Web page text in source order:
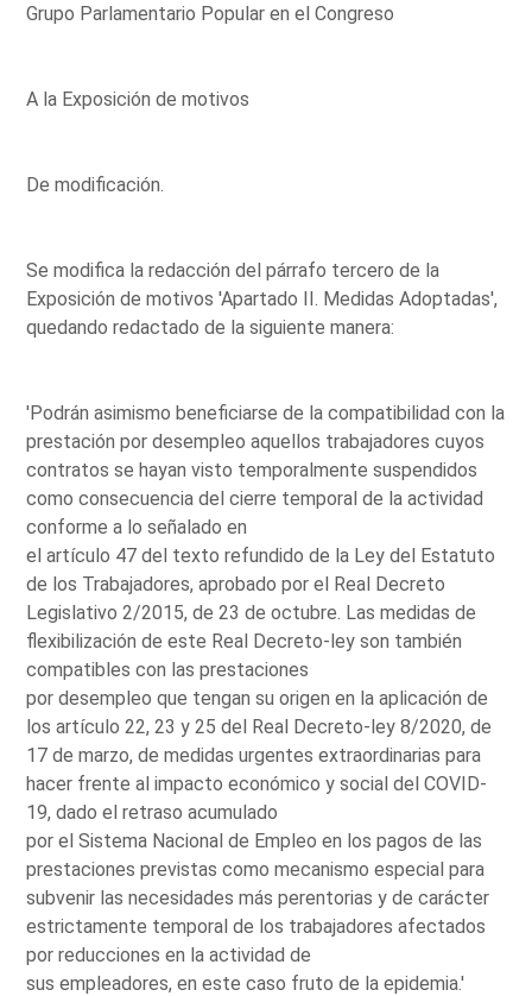
Grupo Parlamentario Popular en el Congreso
A la Exposición de motivos
De modificación.
Se modifica la redacción del párrafo tercero de la
Exposición de motivos 'Apartado II. Medidas Adoptadas',
quedando redactado de la siguiente manera:
'Podrán asimismo beneficiarse de la compatibilidad con la
prestación por desempleo aquellos trabajadores cuyos
contratos se hayan visto temporalmente suspendidos
como consecuencia del cierre temporal de la actividad
conforme a lo señalado en
el artículo 47 del texto refundido de la Ley del Estatuto
de los Trabajadores, aprobado por el Real Decreto
Legislativo 2/2015, de 23 de octubre. Las medidas de
flexibilización de este Real Decreto-ley son también
compatibles con las prestaciones
por desempleo que tengan su origen en la aplicación de
los artículo 22, 23 y 25 del Real Decreto-ley 8/2020, de
17 de marzo, de medidas urgentes extraordinarias para
hacer frente al impacto económico y social del COVID-
19, dado el retraso acumulado
por el Sistema Nacional de Empleo en los pagos de las
prestaciones previstas como mecanismo especial para
subvenir las necesidades más perentorias y de carácter
estrictamente temporal de los trabajadores afectados
por reducciones en la actividad de
sus empleadores, en este caso fruto de la epidemia.'